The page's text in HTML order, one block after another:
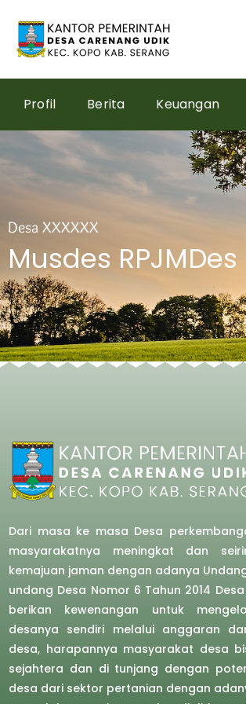
konten
Profil Berita Keuangan
Desa XXXXXX
Musdes RPJMDes
Dari masa ke masa Desa
masyarakatnya meningkat dan
kemajuan jaman dengan adanya
undang Desa Nomor 6 Tahun 2014
berikan kewenangan untuk
desanya sendiri melalui anggaran
desa, harapannya masyarakat desa
sejahtera dan di tunjang dengan
desa dari sektor pertanian dengan